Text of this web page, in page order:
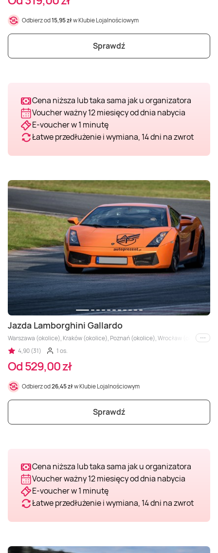
Weekend w SPA
Mazury
Masaż klasyczny
Masaż pleców
Masaż Shiatsu
Masaż Antycellulitowy
Masaż czekoladą
Masaż Karku
Masaż orientalny
Pojazdy specjalne
Jazda po torze
Pojazdy militarne
Fitness
Sporty zimowe
Tenis
Kurs żeglarski
Kurs motorowodny
Odbierz od15,95 złw Klubie Lojalnościowym
Sprawdź
Cena niższa lub taka sama jak u organizatora
Voucher ważny 12 miesięcy od dnia nabycia
E-voucher w 1 minutę
Łatwe przedłużenie i wymiana, 14 dni na zwrot
Jazda Lamborghini Gallardo
Warszawa (okolice), Kraków (okolice), Poznań (okolice), Wrocław (okolice),i inne
4,90 (31)
1 os.
Od 529,00 zł
Odbierz od26,45 złw Klubie Lojalnościowym
Sprawdź
Cena niższa lub taka sama jak u organizatora
Voucher ważny 12 miesięcy od dnia nabycia
E-voucher w 1 minutę
Łatwe przedłużenie i wymiana, 14 dni na zwrot